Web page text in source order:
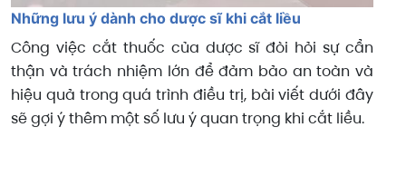
Những lưu ý dành cho dược sĩ khi cắt liều
Công việc cắt thuốc của dược sĩ đòi hỏi sự cẩn
thận và trách nhiệm lớn để đảm bảo an toàn và
hiệu quả trong quá trình điều trị, bài viết dưới đây
sẽ gợi ý thêm một số lưu ý quan trọng khi cắt liều.